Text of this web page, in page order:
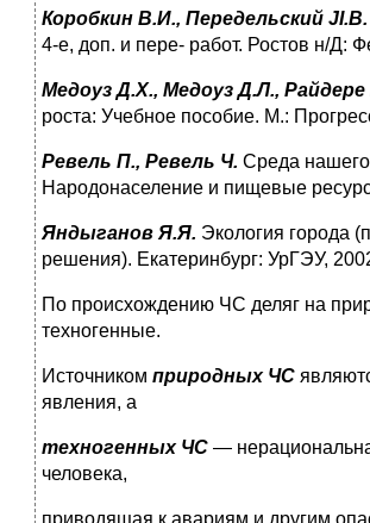
Коробкин В.И., Передельский JI.B.
4-е, доп. и пере- работ. Ростов н/Д:
Медоуз Д.Х., Медоуз Д.Л., Райдере
роста: Учебное пособие. М.:
Ревель П., Ревель Ч. Среда
Народонаселе­ние и пищевые
Яндыганов Я.Я. Экология города
решения). Екатерин­бург: УрГЭУ,
По происхождению ЧС деляг на
техногенные.
Источником природных ЧС
явления, а
техногенных ЧС —
человека,